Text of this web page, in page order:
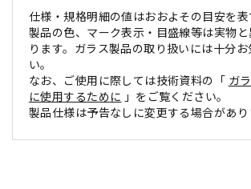
仕様・規格明細の値はおおよその目安を表
製品の色、マーク表示・目盛線等は実物
ります。ガラス製品の取り扱いには十分
い。
なお、ご使用に際しては技術資料の「 ガ
に使用するために 」をご覧ください。
製品仕様は予告なしに変更する場合があり